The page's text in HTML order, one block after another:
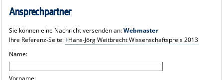
ZENTRALE EINRICHTUNGEN
PRESSE
INTERNATIONAL
INTRANET
Ansprechpartner
Sie können eine Nachricht versenden an:Webmaster
Ihre Referenz-Seite: Hans-Jörg Weitbrecht Wissenschaftspreis 2013
Name:
Vorname: